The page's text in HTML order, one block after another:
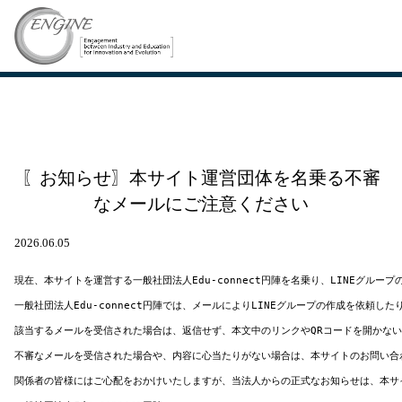
〖お知らせ〗本サイト運営団体を名乗る不審
なメールにご注意ください
2026.06.05
現在、本サイトを運営する一般社団法人Edu-connect円陣を名乗り、LINEグループ
一般社団法人Edu-connect円陣では、メールによりLINEグループの作成を依頼した
該当するメールを受信された場合は、返信せず、本文中のリンクやQRコードを開か
不審なメールを受信された場合や、内容に心当たりがない場合は、本サイトのお問い
関係者の皆様にはご心配をおかけいたしますが、当法人からの正式なお知らせは、本